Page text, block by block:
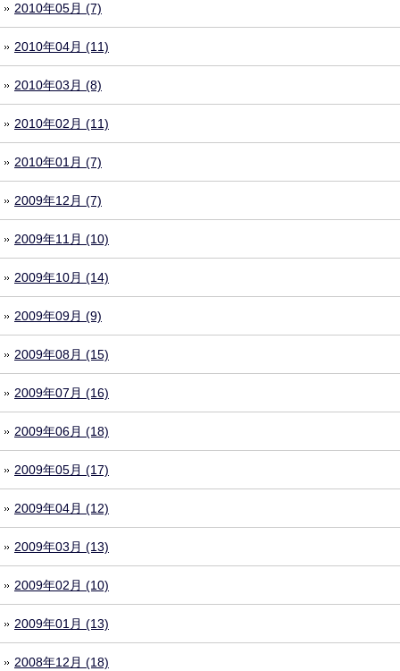
2010年05月 (7)
2010年04月 (11)
2010年03月 (8)
2010年02月 (11)
2010年01月 (7)
2009年12月 (7)
2009年11月 (10)
2009年10月 (14)
2009年09月 (9)
2009年08月 (15)
2009年07月 (16)
2009年06月 (18)
2009年05月 (17)
2009年04月 (12)
2009年03月 (13)
2009年02月 (10)
2009年01月 (13)
2008年12月 (18)